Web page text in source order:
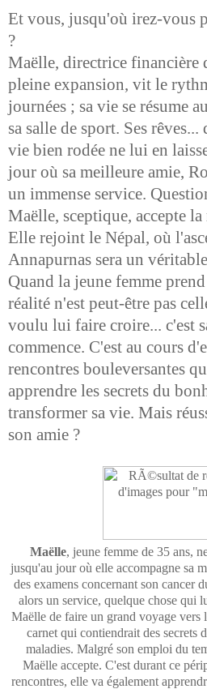
Et vous, jusqu'où irez-vous
?
Maëlle, directrice financière
pleine expansion, vit le
journées ; sa vie se résume
sa salle de sport. Ses rêves...
vie bien rodée ne lui en
jour où sa meilleure amie,
un immense service.
Maëlle, sceptique, accepte
Elle rejoint le Népal, où
Annapurnas sera un
Quand la jeune femme
réalité n'est peut-être pas
voulu lui faire croire... c'est
commence. C'est au cours
rencontres bouleversantes
apprendre les secrets du
transformer sa vie. Mais
son amie ?
Maëlle, jeune femme de 35 ans,
jusqu'au jour où elle accompagne sa
des examens concernant son cancer
alors un service, quelque chose qui
Maëlle de faire un grand voyage vers
carnet qui contiendrait des secrets
maladies. Malgré son emploi du
Maëlle accepte. C'est durant ce
rencontres, elle va également